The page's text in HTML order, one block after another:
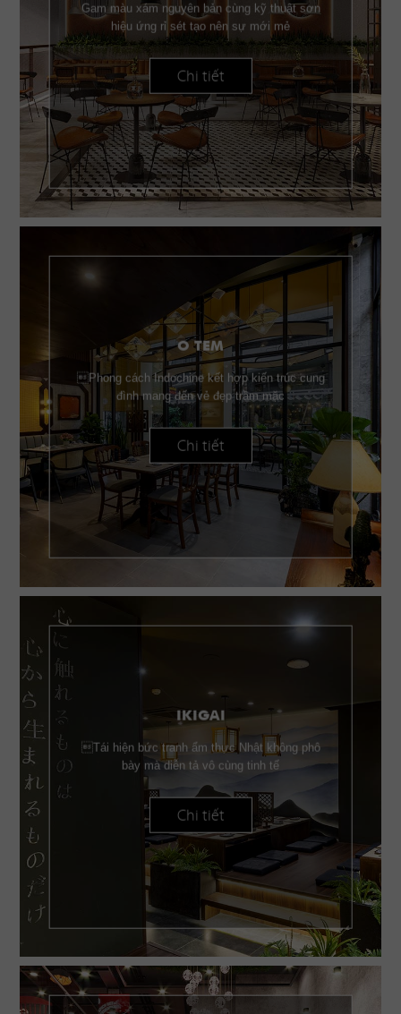
Gam màu xám nguyên bản cùng kỹ thuật sơn
hiệu ứng rỉ sét tạo nên sự mới mẻ
Chi tiết
O TEM
Phong cách Indochine kết hợp kiến trúc cung
đình mang đến vẻ đẹp trầm mặc
Chi tiết
IKIGAI
Tái hiện bức tranh ẩm thực Nhật không phô
bày mà diễn tả vô cùng tinh tế
Chi tiết